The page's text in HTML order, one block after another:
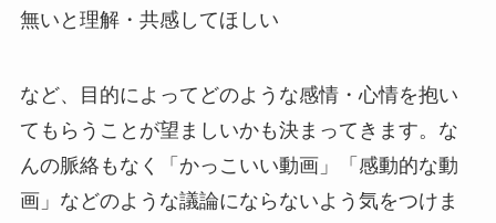
無いと理解・共感してほしい
など、目的によってどのような感情・心情を抱い
てもらうことが望ましいかも決まってきます。な
んの脈絡もなく「かっこいい動画」「感動的な動
画」などのような議論にならないよう気をつけま